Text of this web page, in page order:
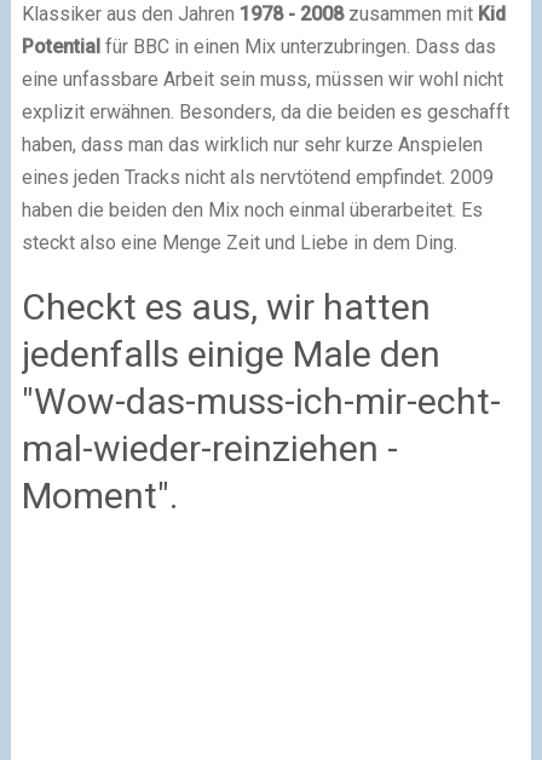
Klassiker aus den Jahren 1978 - 2008zusammen mit Kid
Potentialfür BBC in einen Mix unterzubringen. Dass das
eine unfassbare Arbeit sein muss, müssen wir wohl nicht
explizit erwähnen. Besonders, da die beiden es geschafft
haben, dass man das wirklich nur sehr kurze Anspielen
eines jeden Tracks nicht als nervtötend empfindet. 2009
haben die beiden den Mix noch einmal überarbeitet. Es
steckt also eine Menge Zeit und Liebe in dem Ding.
Checkt es aus, wir hatten
jedenfalls einige Male den
"Wow-das-muss-ich-mir-echt-
mal-wieder-reinziehen -
Moment".